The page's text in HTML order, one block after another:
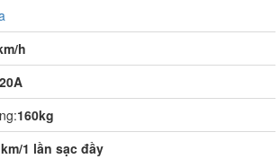
h
160kg
1 lần sạc đầy